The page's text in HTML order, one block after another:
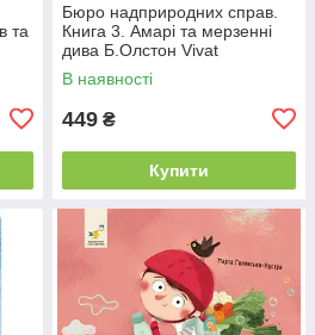
та
Бюро надприродних справ.
Книга 3. Амарі та мерзенні
дива Б.Олстон Vivat
В наявності
449 ₴
Купити